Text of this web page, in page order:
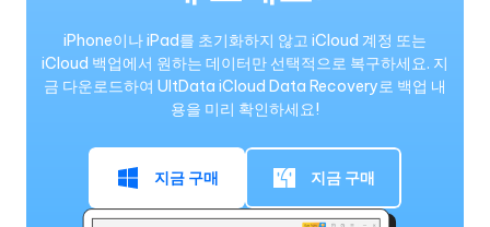
iPhone이나 iPad를 초기화하지 않고 iCloud 계정 또는
iCloud 백업에서 원하는 데이터만 선택적으로 복구하세요. 지
금 다운로드하여 UltData iCloud Data Recovery로 백업 내
용을 미리 확인하세요!
지금 구매 지금 구매